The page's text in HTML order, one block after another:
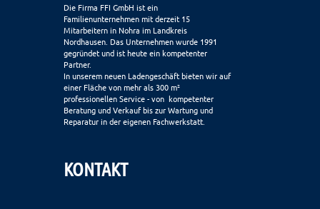
Die Firma FFI GmbH ist ein
Familienunternehmen mit derzeit 15
Mitarbeitern in Nohra im Landkreis
Nordhausen. Das Unternehmen wurde 1991
gegründet und ist heute ein kompetenter
Partner.
In unserem neuen Ladengeschäft bieten wir auf
einer Fläche von mehr als 300 m²
professionellen Service - von kompetenter
Beratung und Verkauf bis zur Wartung und
Reparatur in der eigenen Fachwerkstatt.
KONTAKT